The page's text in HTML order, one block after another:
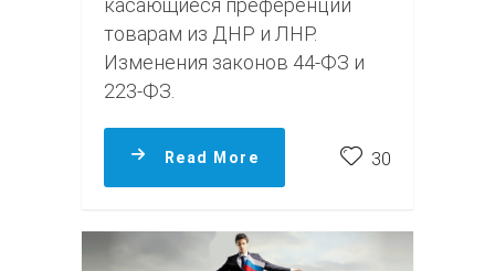
касающиеся преференций
товарам из ДНР и ЛНР.
Изменения законов 44-ФЗ и
223-ФЗ.
Read More 30